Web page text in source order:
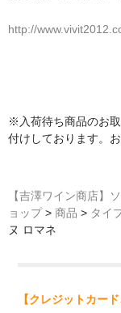
http://
※入荷待ち商品のお取
付けしております。
【吉澤ワイン商店】
ョップ> 商品 > タイ
ヌ ロマネ
【クレジットカー